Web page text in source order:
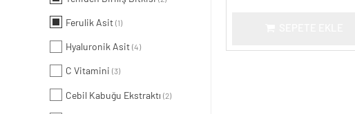
Ferulik Asit (1)
Hyaluronik Asit (4)
C Vitamini (3)
Cebil Kabuğu Ekstraktı (2)